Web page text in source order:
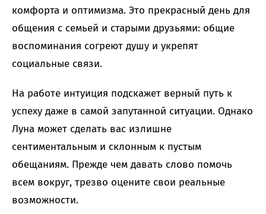
комфорта и оптимизма. Это прекрасный день для
общения с семьей и старыми друзьями: общие
воспоминания согреют душу и укрепят
социальные связи.
На работе интуиция подскажет верный путь к
успеху даже в самой запутанной ситуации. Однако
Луна может сделать вас излишне
сентиментальным и склонным к пустым
обещаниям. Прежде чем давать слово помочь
всем вокруг, трезво оцените свои реальные
возможности.